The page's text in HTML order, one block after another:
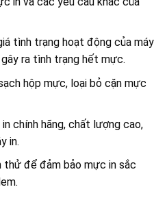
tình trạng hoạt động của máy
gây ra tình trạng hết mực.
hộp mực, loại bỏ cặn mực
chính hãng, chất lượng cao,
in.
để đảm bảo mực in sắc